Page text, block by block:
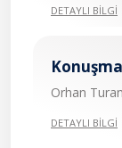
DETAYLI BİLGİ
Orhan
DETAYLI BİLGİ